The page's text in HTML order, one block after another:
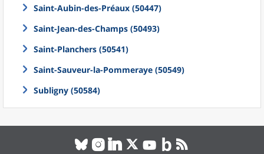
Saint-Aubin-des-Préaux (50447)
Saint-Jean-des-Champs (50493)
Saint-Planchers (50541)
Saint-Sauveur-la-Pommeraye (50549)
Subligny (50584)